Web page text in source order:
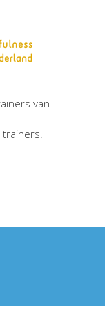
van
trainers.